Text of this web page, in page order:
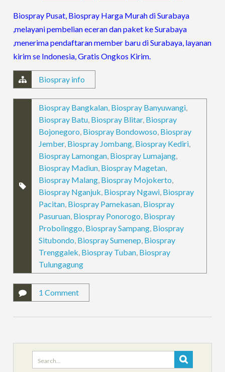
Biospray Pusat, Biospray Harga Murah di Surabaya
,melayani pembelian eceran dan paket ke Surabaya
,menerima pendaftaran member baru di Surabaya, layanan
kirim se Indonesia, Gratis Ongkos Kirim.
Biospray info
Biospray Bangkalan, Biospray Banyuwangi,
Biospray Batu, Biospray Blitar, Biospray
Bojonegoro, Biospray Bondowoso, Biospray
Jember, Biospray Jombang, Biospray Kediri,
Biospray Lamongan, Biospray Lumajang,
Biospray Madiun, Biospray Magetan,
Biospray Malang, Biospray Mojokerto,
Biospray Nganjuk, Biospray Ngawi, Biospray
Pacitan, Biospray Pamekasan, Biospray
Pasuruan, Biospray Ponorogo, Biospray
Probolinggo, Biospray Sampang, Biospray
Situbondo, Biospray Sumenep, Biospray
Trenggalek, Biospray Tuban, Biospray
Tulungagung
1 Comment
Search
for: